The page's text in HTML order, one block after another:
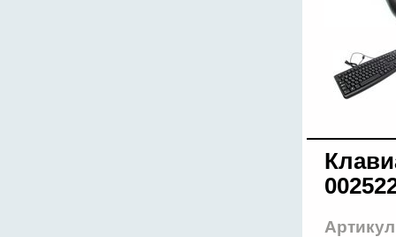
Артикул